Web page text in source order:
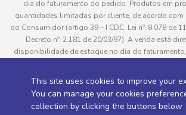
This site uses cookies to improve your
You can manage your cookies
collection by clicking the buttons below
dia do faturamento do pedido. Produtos em
quantidades limitadas por cliente, de acordo com
do Consumidor (artigo 39 – I CDC, Lei nº. 8.078 de
Decreto nº. 2.181 de 20/03/97). A venda está
disponibilidade de estoque no dia do
pedido do cliente, este não será entregue e o
cobrado. As fotos dos produtos no site são
divergência com o produto real e todos os